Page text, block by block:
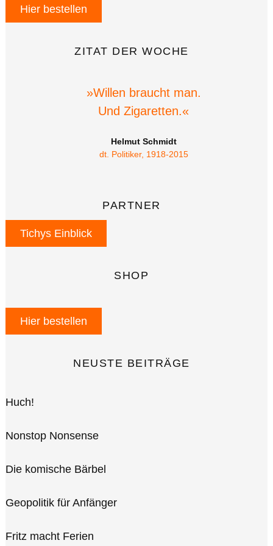
Hier bestellen
ZITAT DER WOCHE
»Willen braucht man.
Und Zigaretten.«
Helmut Schmidt
dt. Politiker, 1918-2015
PARTNER
Tichys Einblick
SHOP
Hier bestellen
NEUSTE BEITRÄGE
Huch!
Nonstop Nonsense
Die komische Bärbel
Geopolitik für Anfänger
Fritz macht Ferien